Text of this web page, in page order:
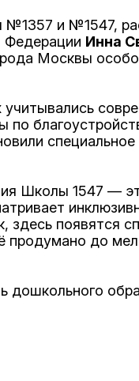
№1357 и №1547,
Федерации Инна
Москвы
Школы 1547 —
появятся
продумано до
дошкольного